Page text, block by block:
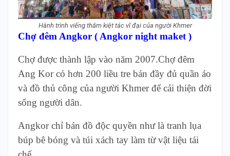
Hành trình viếng thăm kiệt tác vĩ đại của người Khmer
Chợ đêm Angkor ( Angkor night maket )
Chợ được thành lập vào năm 2007.Chợ đêm
Ang Kor có hơn 200 liều tre bán đầy đủ quần áo
và đồ thủ công của người Khmer để cải thiện đời
sống người dân.
Angkor chỉ bán đồ độc quyền như là tranh lụa
búp bê bóng và túi xách tay làm từ vật liệu tái